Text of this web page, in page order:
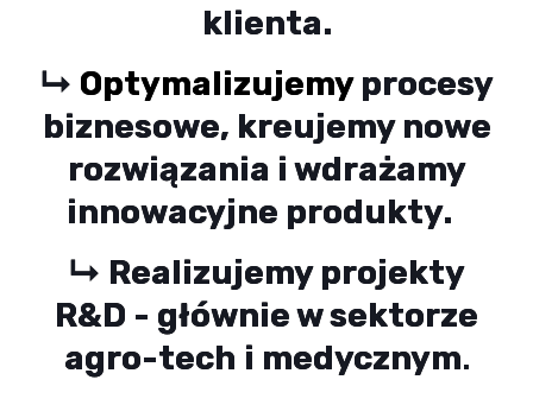
klienta.
↳ Optymalizujemyprocesy
biznesowe, kreujemy nowe
rozwiązania i wdrażamy
innowacyjne produkty.
↳ Realizujemy projekty
R&D - głównie w sektorze
agro-tech i medycznym.